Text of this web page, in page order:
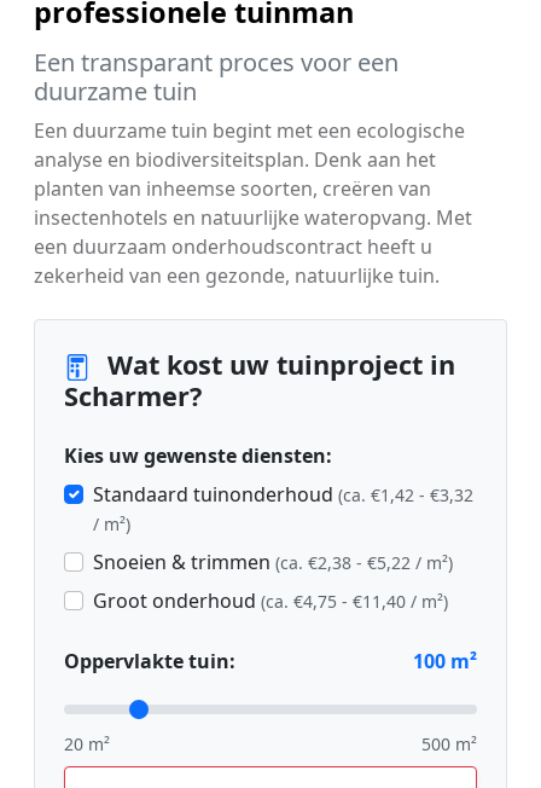
professionele tuinman
Een transparant proces voor een
duurzame tuin
Een duurzame tuin begint met een ecologische
analyse en biodiversiteitsplan. Denk aan het
planten van inheemse soorten, creëren van
insectenhotels en natuurlijke wateropvang. Met
een duurzaam onderhoudscontract heeft u
zekerheid van een gezonde, natuurlijke tuin.
Wat kost uw tuinproject in
Scharmer?
Kies uw gewenste diensten:
Standaard tuinonderhoud (ca. €1,42 - €3,32
/ m²)
Snoeien & trimmen (ca. €2,38 - €5,22 / m²)
Groot onderhoud (ca. €4,75 - €11,40 / m²)
Oppervlakte tuin: 100 m²
20 m² 500 m²